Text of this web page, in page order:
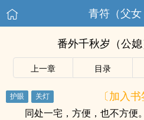
青符（父女
番外千秋岁（公媳
上一章 目录
〔加入书
同处一宅，方便，也不方便。